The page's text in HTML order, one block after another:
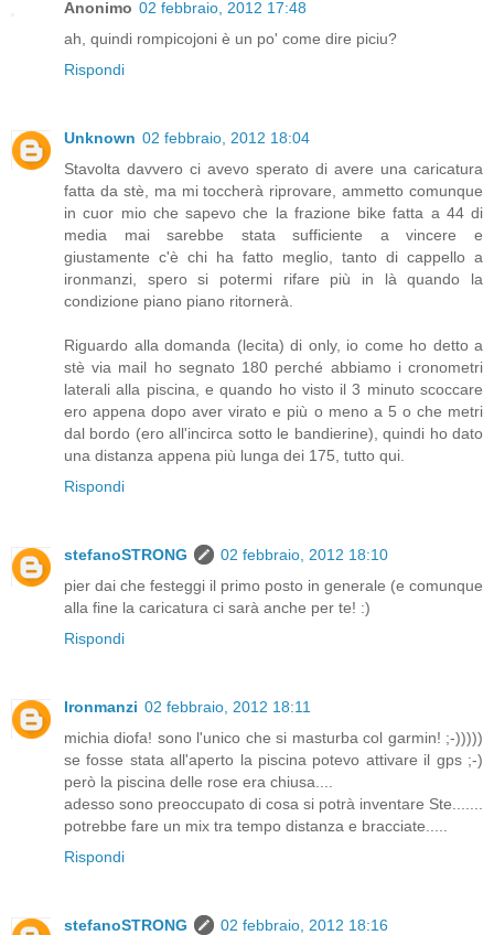
Anonimo 02 febbraio, 2012 17:48
ah, quindi rompicojoni è un po' come dire piciu?
Rispondi
Unknown 02 febbraio, 2012 18:04
Stavolta davvero ci avevo sperato di avere una caricatura
fatta da stè, ma mi toccherà riprovare, ammetto comunque
in cuor mio che sapevo che la frazione bike fatta a 44 di
media mai sarebbe stata sufficiente a vincere e
giustamente c'è chi ha fatto meglio, tanto di cappello a
ironmanzi, spero si potermi rifare più in là quando la
condizione piano piano ritornerà.
Riguardo alla domanda (lecita) di only, io come ho detto a
stè via mail ho segnato 180 perché abbiamo i cronometri
laterali alla piscina, e quando ho visto il 3 minuto scoccare
ero appena dopo aver virato e più o meno a 5 o che metri
dal bordo (ero all'incirca sotto le bandierine), quindi ho dato
una distanza appena più lunga dei 175, tutto qui.
Rispondi
stefanoSTRONG
02 febbraio, 2012 18:10
pier dai che festeggi il primo posto in generale (e comunque
alla fine la caricatura ci sarà anche per te! :)
Rispondi
Ironmanzi 02 febbraio, 2012 18:11
michia diofa! sono l'unico che si masturba col garmin! ;-)))))
se fosse stata all'aperto la piscina potevo attivare il gps ;-)
però la piscina delle rose era chiusa....
adesso sono preoccupato di cosa si potrà inventare Ste.......
potrebbe fare un mix tra tempo distanza e bracciate.....
Rispondi
stefanoSTRONG
02 febbraio, 2012 18:16